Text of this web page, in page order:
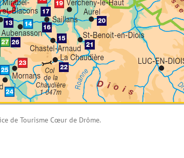
de Tourisme Cœur de Drôme.